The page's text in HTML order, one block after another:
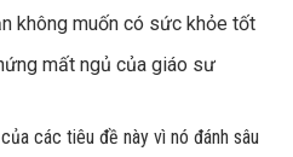
không muốn có sức khỏe tốt
mất ngủ của giáo sư
các tiêu đề này vì nó đánh sâu